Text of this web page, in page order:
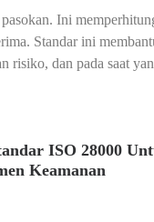
Ini
Standar ini
risiko, dan pada saat
ISO 28000
Keamanan